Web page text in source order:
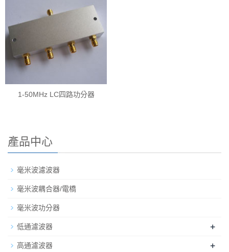
1-50MHz LC四路功分器
產品中心
毫米波濾波器
毫米波耦合器/電橋
毫米波功分器
低通濾波器 +
高通濾波器 +